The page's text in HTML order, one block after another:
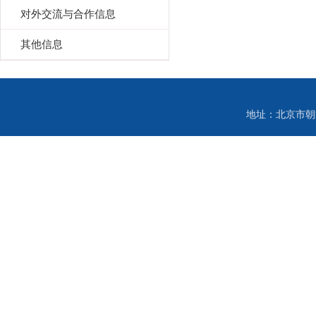
对外交流与合作信息
其他信息
地址：北京市